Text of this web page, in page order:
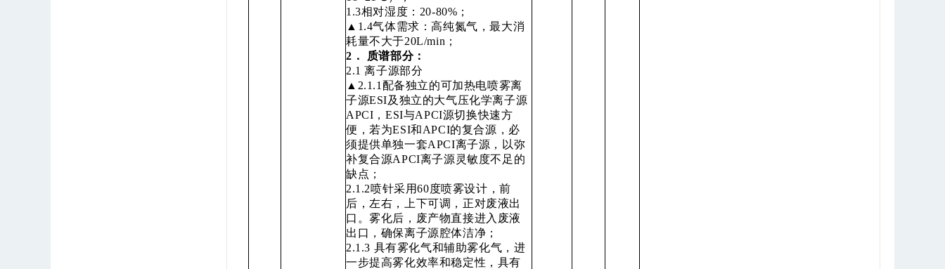
1.3相对湿度：20-80%；
▲1.4气体需求：高纯氮气，最大消
耗量不大于20L/min；
2 ． 质谱部分：
2.1 离子源部分
▲2.1.1配备独立的可加热电喷雾离
子源ESI及独立的大气压化学离子源
APCI，ESI与APCI源切换快速方
便，若为ESI和APCI的复合源，必
须提供单独一套APCI离子源，以弥
补复合源APCI离子源灵敏度不足的
缺点；
2.1.2喷针采用60度喷雾设计，前
后，左右，上下可调，正对废液出
口。雾化后，废产物直接进入废液
出口，确保离子源腔体洁净；
2.1.3 具有雾化气和辅助雾化气，进
一步提高雾化效率和稳定性，具有